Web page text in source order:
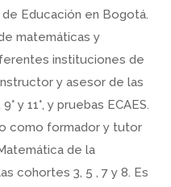
Educación en Bogotá.
matemáticas y
instituciones de
y asesor de las
y 11°, y pruebas ECAES.
como formador y tutor
de la
cohortes 3, 5 , 7 y 8. Es